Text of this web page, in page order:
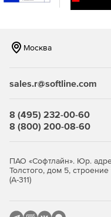
Москва
sales.r@softline.com
8 (495) 232-00-60
8 (800) 200-08-60
ПАО «Софтлайн». Юр.
Толстого, дом 5,
(А-311)